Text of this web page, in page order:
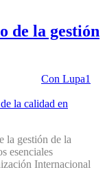
de la gestión
Con Lupa1
la gestión de la
esenciales
Internacional